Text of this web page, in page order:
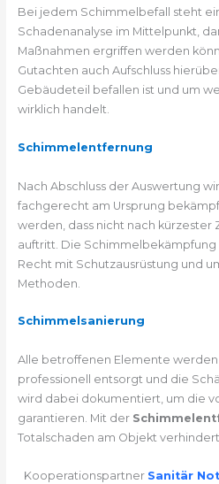
Bei jedem Schimmelbefall steht
Schadenanalyse im Mittelpunkt,
Maßnahmen ergriffen werden
Gutachten auch Aufschluss
Gebäudeteil befallen ist und um
wirklich handelt.
Schimmelentfernung
Nach Abschluss der Auswertung
fachgerecht am Ursprung
werden, dass nicht nach kürzester
auftritt. Die
Recht mit Schutzausrüstung und
Methoden.
Schimmelsanierung
Alle betroffenen Elemente
professionell entsorgt und die
wird dabei dokumentiert, um die
garantieren. Mit der
Totalschaden am Objekt
Kooperationspartner Sanitär